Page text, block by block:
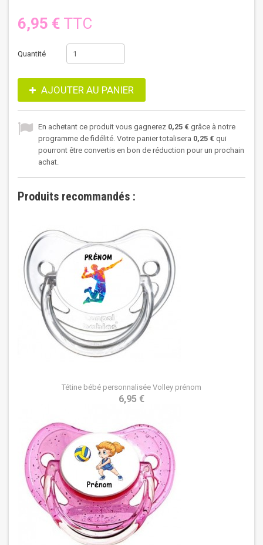
6,95 € TTC
Quantité
AJOUTER AU PANIER
En achetant ce produit vous gagnerez 0,25 € grâce à notre
programme de fidélité. Votre panier totalisera 0,25 € qui
pourront être convertis en bon de réduction pour un prochain
achat.
Produits recommandés :
Tétine bébé personnalisée Volley prénom
6,95 €